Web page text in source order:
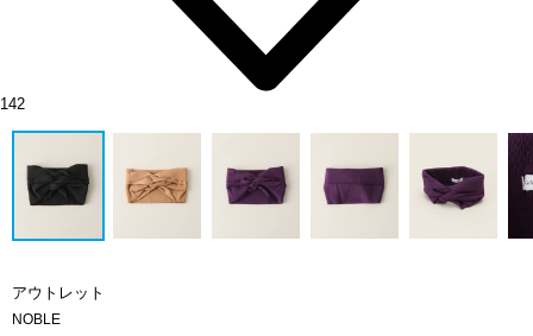
142
アウトレット
NOBLE